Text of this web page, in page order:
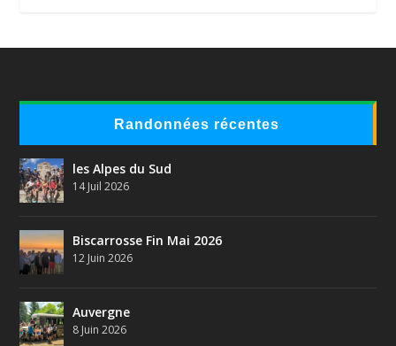
Randonnées récentes
les Alpes du Sud
14 Juil 2026
Biscarrosse Fin Mai 2026
12 Juin 2026
Auvergne
8 Juin 2026